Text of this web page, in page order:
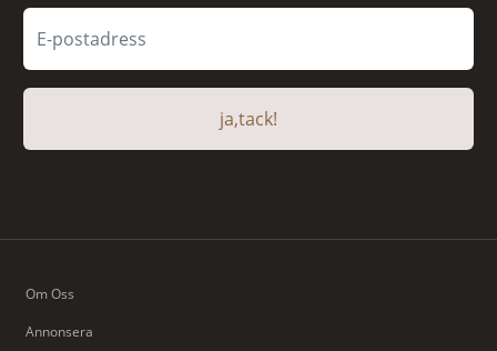
ja,tack!
Om Oss
Annonsera